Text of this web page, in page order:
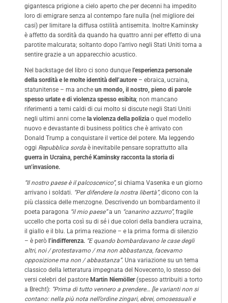
gigantesca prigione a cielo aperto che per decenni ha impedito
loro di emigrare senza al contempo fare nulla (nel migliore dei
casi) per limitare la diffusa ostilità antisemita. Inoltre Kaminsky
è affetto da sordità da quando ha quattro anni per effetto di una
parotite malcurata; soltanto dopo l’arrivo negli Stati Uniti torna a
sentire grazie a un apparecchio acustico.
Nel backstage del libro ci sono dunque l’esperienza personale
della sordità e le molte identità dell’autore– ebraica, ucraina,
statunitense – ma anche un mondo, il nostro, pieno di parole
spesso urlate e di violenza spesso esibita; non mancano
riferimenti a temi caldi di cui molto si discute negli Stati Uniti
negli ultimi anni come la violenza della polizia o quel modello
nuovo e devastante di business politics che è arrivato con
Donald Trump a conquistare il vertice del potere. Ma leggendo
oggi Repubblica sorda è inevitabile pensare soprattutto alla
guerra in Ucraina, perché Kaminsky racconta la storia di
un’invasione.
“Il nostro paese è il palcoscenico”, si chiama Vasenka e un giorno
arrivano i soldati. “Per difendere la nostra libertà”, dicono con la
più classica delle menzogne. Descrivendo un bombardamento il
poeta paragona “il mio paese”a un “canarino azzurro”, fragile
uccello che porta così su di sé i due colori della bandiera ucraina,
il giallo e il blu. La prima reazione – e la prima forma di silenzio
– è però l’indifferenza. “E quando bombardavano le case degli
altri, noi / protestavamo / ma non abbastanza, facevamo
opposizione ma non / abbastanza”. Una variazione su un tema
classico della letteratura impegnata del Novecento, lo stesso dei
versi celebri del pastore Martin Niemöller(spesso attribuiti a torto
a Brecht): “Prima di tutto vennero a prendere… [le varianti non si
contano: nella più nota nell’ordine zingari, ebrei, omosessuali e